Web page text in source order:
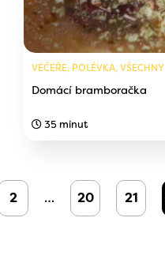
VEČEŘE, POLÉVKA, VŠECHNY
Domácí bramboračka
35 minut
2 … 20 21